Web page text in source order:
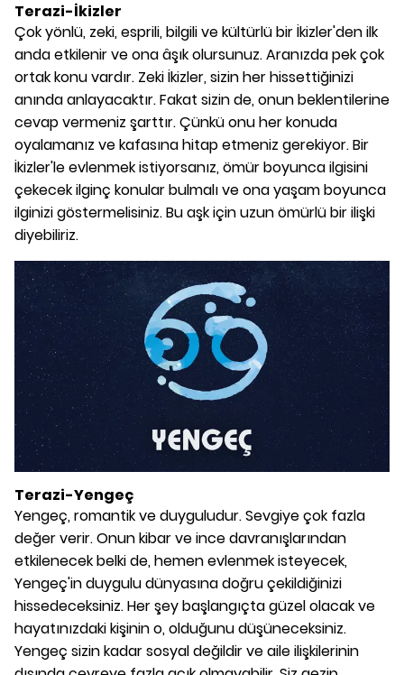
Terazi-İkizler
Çok yönlü, zeki, esprili, bilgili ve kültürlü bir İkizler'den ilk
anda etkilenir ve ona âşık olursunuz. Aranızda pek çok
ortak konu vardır. Zeki İkizler, sizin her hissettiğinizi
anında anlayacaktır. Fakat sizin de, onun beklentilerine
cevap vermeniz şarttır. Çünkü onu her konuda
oyalamanız ve kafasına hitap etmeniz gerekiyor. Bir
İkizler'le evlenmek istiyorsanız, ömür boyunca ilgisini
çekecek ilginç konular bulmalı ve ona yaşam boyunca
ilginizi göstermelisiniz. Bu aşk için uzun ömürlü bir ilişki
diyebiliriz.
Terazi-Yengeç
Yengeç, romantik ve duyguludur. Sevgiye çok fazla
değer verir. Onun kibar ve ince davranışlarından
etkilenecek belki de, hemen evlenmek isteyecek,
Yengeç'in duygulu dünyasına doğru çekildiğinizi
hissedeceksiniz. Her şey başlangıçta güzel olacak ve
hayatınızdaki kişinin o, olduğunu düşüneceksiniz.
Yengeç sizin kadar sosyal değildir ve aile ilişkilerinin